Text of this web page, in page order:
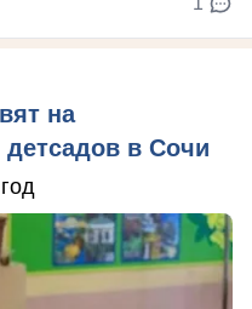
на
в Сочи